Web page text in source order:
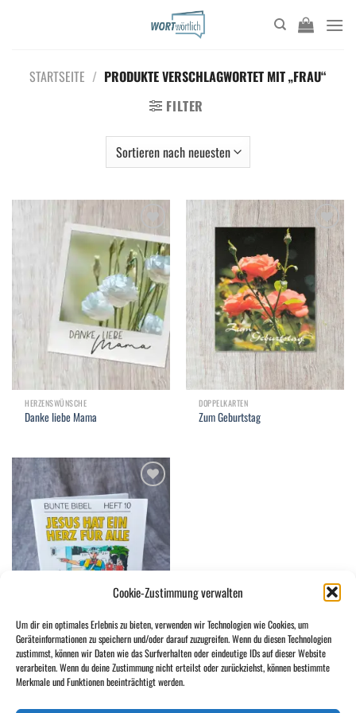
Cookie-Zustimmung verwalten
Um dir ein optimales Erlebnis zu bieten, verwenden wir Technologien wie Cookies, um
Geräteinformationen zu speichern und/oder darauf zuzugreifen. Wenn du diesen Technologien
zustimmst, können wir Daten wie das Surfverhalten oder eindeutige IDs auf dieser Website
verarbeiten. Wenn du deine Zustimmung nicht erteilst oder zurückziehst, können bestimmte
Merkmale und Funktionen beeinträchtigt werden.
STARTSEITE / PRODUKTE VERSCHLAGWORTET MIT „FRAU“
FILTER
Add to
wishlist
HERZENSWÜNSCHE
Danke liebe Mama
Add to
wishlist
DOPPELKARTEN
Zum Geburtstag
Add to
wishlist
BUNTE BIBEL
Jesus hat ein Herz für alle